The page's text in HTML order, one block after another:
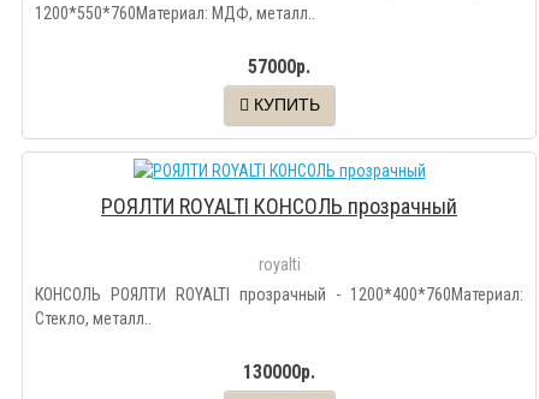
1200*550*760Материал: МДФ, металл..
57000р.
КУПИТЬ
РОЯЛТИ ROYALTI КОНСОЛЬ прозрачный
royalti
КОНСОЛЬ РОЯЛТИ ROYALTI прозрачный - 1200*400*760Материал:
Стекло, металл..
130000р.